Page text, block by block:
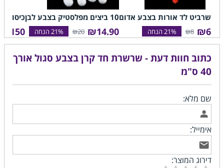
כתוב חוות דעת - שרשרת חד קרן בצבע סגול אורך
40 ס"מ
שם מלא:
אימייל:
דירוג המוצר:
שרביט לד אורות בצבע אדום
₪6
₪8
10 ביצים מפלסטיק בצבע לבן
₪14.90
₪20
כיסוי
₪150